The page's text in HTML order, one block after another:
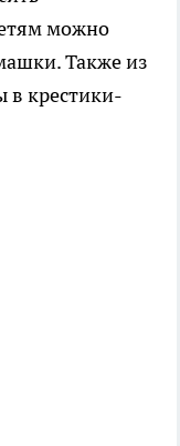
можно
Также из
в крестики-